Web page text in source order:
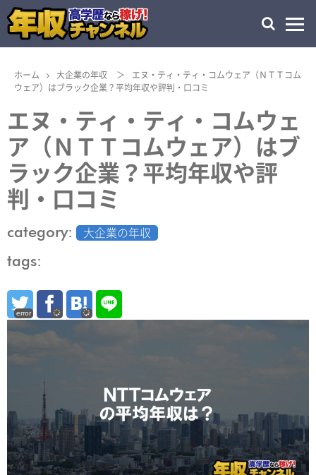
ホーム 大企業の年収 ＞
エヌ・ティ・ティ・コムウェア（ＮＴＴコム
ウェア）はブラック企業？平均年収や評判・口コミ
エヌ・ティ・ティ・コムウェ
ア（ＮＴＴコムウェア）はブ
ラック企業？平均年収や評
判・口コミ
category: 大企業の年収
tags:
error